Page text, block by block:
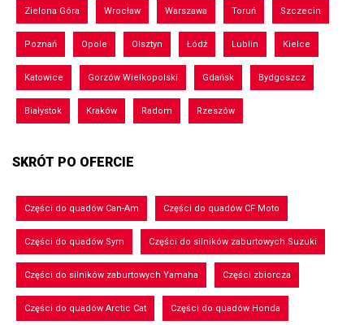
Zielona Góra Wrocław Warszawa Toruń Szczecin
Poznań Opole Olsztyn Łódź Lublin Kielce
Katowice Gorzów Wielkopolski Gdańsk Bydgoszcz
Białystok Kraków Radom Rzeszów
SKRÓT PO OFERCIE
Części do quadów Can-Am Części do quadów CF Moto
Części do quadów Sym Części do silników zaburtowych Suzuki
Części do silników zaburtowych Yamaha Części zbiorcza
Części do quadów Arctic Cat Części do quadów Honda